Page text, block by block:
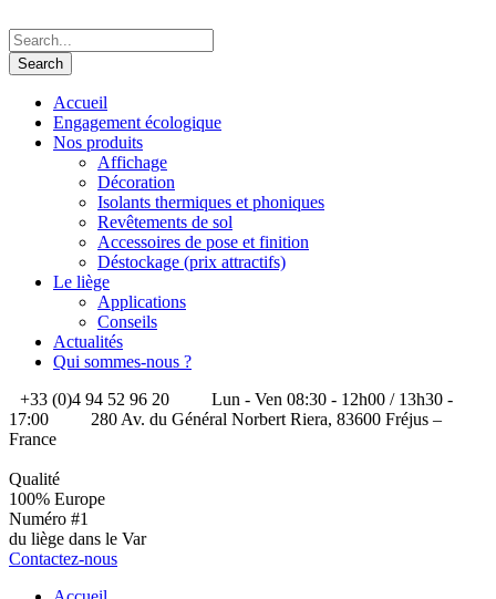
Accueil
Engagement écologique
Nos produits
Affichage
Décoration
Isolants thermiques et phoniques
Revêtements de sol
Accessoires de pose et finition
Déstockage (prix attractifs)
Le liège
Applications
Conseils
Actualités
Qui sommes-nous ?
+33 (0)4 94 52 96 20
Lun - Ven 08:30 - 12h00 / 13h30 -
17:00
280 Av. du Général Norbert Riera, 83600 Fréjus –
France
Qualité
100% Europe
Numéro #1
du liège dans le Var
Contactez-nous